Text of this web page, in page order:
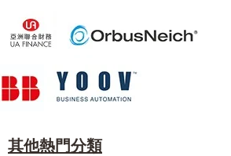
其他熱門分類